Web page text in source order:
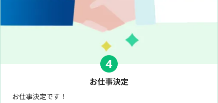
4
お仕事決定
お仕事決定です！